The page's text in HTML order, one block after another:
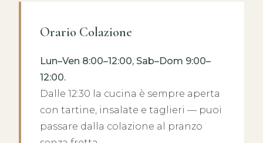
Orario Colazione
Lun–Ven 8:00–12:00, Sab–Dom 9:00–
12:00.
Dalle 12:30 la cucina è sempre aperta
con tartine, insalate e taglieri — puoi
passare dalla colazione al pranzo